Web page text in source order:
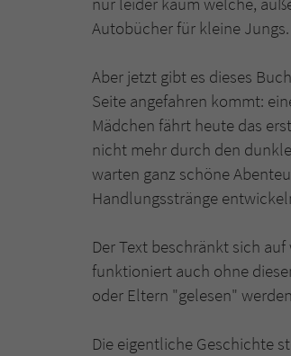
Autobücher für kleine Jungs.
Aber jetzt gibt es dieses
Seite angefahren kommt:
Mädchen fährt heute das
nicht mehr durch den
warten ganz schöne
Handlungsstränge
Der Text beschränkt sich
funktioniert auch ohne
oder Eltern "gelesen"
Die eigentliche Geschichte